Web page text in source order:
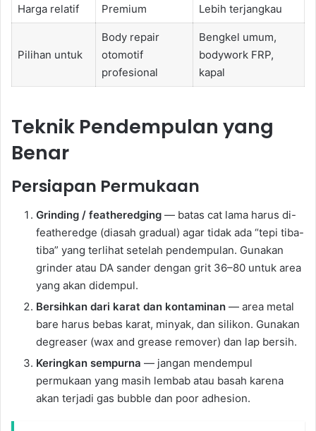
Harga relatif Premium Lebih terjangkau
Pilihan untuk
Body repair
otomotif
profesional
Bengkel umum,
bodywork FRP,
kapal
Teknik Pendempulan yang
Benar
Persiapan Permukaan
Grinding / featheredging — batas cat lama harus di-
featheredge (diasah gradual) agar tidak ada “tepi tiba-
tiba” yang terlihat setelah pendempulan. Gunakan
grinder atau DA sander dengan grit 36–80 untuk area
yang akan didempul.
Bersihkan dari karat dan kontaminan — area metal
bare harus bebas karat, minyak, dan silikon. Gunakan
degreaser (wax and grease remover) dan lap bersih.
Keringkan sempurna — jangan mendempul
permukaan yang masih lembab atau basah karena
akan terjadi gas bubble dan poor adhesion.